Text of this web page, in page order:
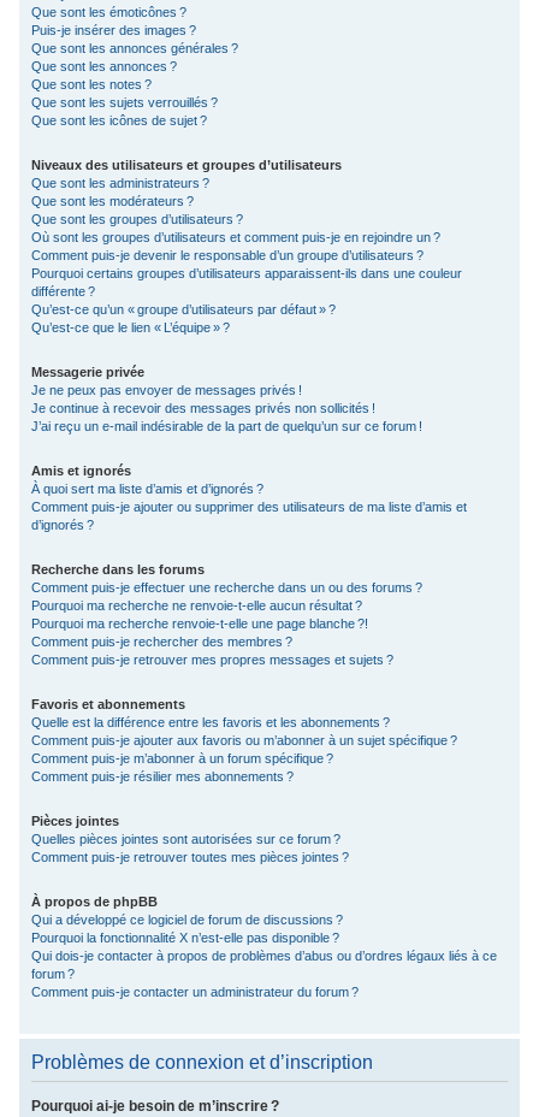
Que sont les émoticônes ?
Puis-je insérer des images ?
Que sont les annonces générales ?
Que sont les annonces ?
Que sont les notes ?
Que sont les sujets verrouillés ?
Que sont les icônes de sujet ?
Niveaux des utilisateurs et groupes d’utilisateurs
Que sont les administrateurs ?
Que sont les modérateurs ?
Que sont les groupes d’utilisateurs ?
Où sont les groupes d’utilisateurs et comment puis-je en rejoindre un ?
Comment puis-je devenir le responsable d’un groupe d’utilisateurs ?
Pourquoi certains groupes d’utilisateurs apparaissent-ils dans une couleur
différente ?
Qu’est-ce qu’un « groupe d’utilisateurs par défaut » ?
Qu’est-ce que le lien « L’équipe » ?
Messagerie privée
Je ne peux pas envoyer de messages privés !
Je continue à recevoir des messages privés non sollicités !
J’ai reçu un e-mail indésirable de la part de quelqu’un sur ce forum !
Amis et ignorés
À quoi sert ma liste d’amis et d’ignorés ?
Comment puis-je ajouter ou supprimer des utilisateurs de ma liste d’amis et
d’ignorés ?
Recherche dans les forums
Comment puis-je effectuer une recherche dans un ou des forums ?
Pourquoi ma recherche ne renvoie-t-elle aucun résultat ?
Pourquoi ma recherche renvoie-t-elle une page blanche ?!
Comment puis-je rechercher des membres ?
Comment puis-je retrouver mes propres messages et sujets ?
Favoris et abonnements
Quelle est la différence entre les favoris et les abonnements ?
Comment puis-je ajouter aux favoris ou m’abonner à un sujet spécifique ?
Comment puis-je m’abonner à un forum spécifique ?
Comment puis-je résilier mes abonnements ?
Pièces jointes
Quelles pièces jointes sont autorisées sur ce forum ?
Comment puis-je retrouver toutes mes pièces jointes ?
À propos de phpBB
Qui a développé ce logiciel de forum de discussions ?
Pourquoi la fonctionnalité X n’est-elle pas disponible ?
Qui dois-je contacter à propos de problèmes d’abus ou d’ordres légaux liés à ce
forum ?
Comment puis-je contacter un administrateur du forum ?
Problèmes de connexion et d’inscription
Pourquoi ai-je besoin de m’inscrire ?